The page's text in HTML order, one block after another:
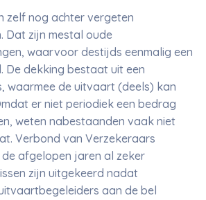
zelf nog achter vergeten
Dat zijn mestal oude
waarvoor destijds eenmalig een
De dekking bestaat uit een
waarmee de uitvaart (deels) kan
er niet periodiek een bedrag
weten nabestaanden vaak niet
Verbond van Verzekeraars
afgelopen jaren al zeker
zijn uitgekeerd nadat
aan de bel